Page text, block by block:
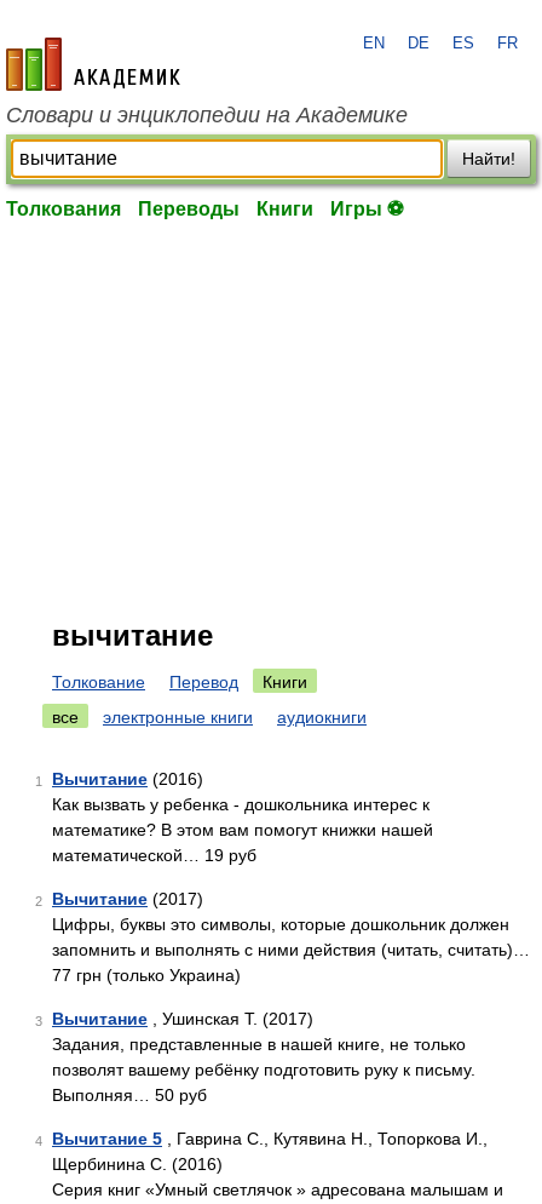
academic.ru
EN DE ES FR
Словари и энциклопедии на Академике
Найти!
Толкования Переводы Книги Игры ⚽
вычитание
Толкование Перевод
Книги
все
электронные книги аудиокниги
1 Вычитание (2016)
Как вызвать у ребенка - дошкольника интерес к
математике? В этом вам помогут книжки нашей
математической… 19 руб
2 Вычитание (2017)
Цифры, буквы это символы, которые дошкольник должен
запомнить и выполнять с ними действия (читать, считать)…
77 грн (только Украина)
3 Вычитание , Ушинская Т. (2017)
Задания, представленные в нашей книге, не только
позволят вашему ребёнку подготовить руку к письму.
Выполняя… 50 руб
4 Вычитание 5 , Гаврина С., Кутявина Н., Топоркова И.,
Щербинина С. (2016)
Серия книг «Умный светлячок » адресована малышам и